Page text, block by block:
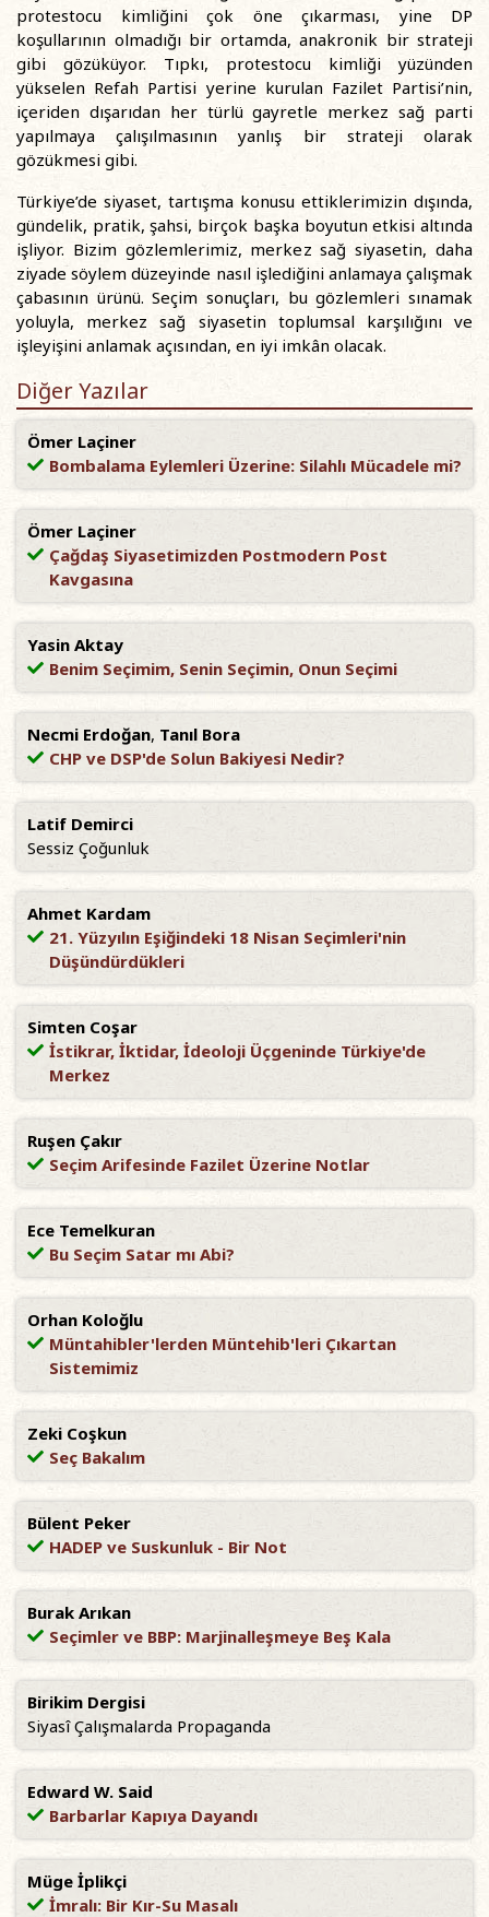
protestocu kimliğini çok öne çıkarması, yine DP
koşullarının olmadığı bir ortamda, anakronik bir strateji
gibi gözüküyor. Tıpkı, protestocu kimliği yüzünden
yükselen Refah Partisi yerine kurulan Fazilet Partisi’nin,
içeriden dışarıdan her türlü gayretle merkez sağ parti
yapılmaya çalışılmasının yanlış bir strateji olarak
gözükmesi gibi.
Türkiye’de siyaset, tartışma konusu ettiklerimizin dışında,
gündelik, pratik, şahsi, birçok başka boyutun etkisi altında
işliyor. Bizim gözlemlerimiz, merkez sağ siyasetin, daha
ziyade söylem düzeyinde nasıl işlediğini anlamaya çalışmak
çabasının ürünü. Seçim sonuçları, bu gözlemleri sınamak
yoluyla, merkez sağ siyasetin toplumsal karşılığını ve
işleyişini anlamak açısından, en iyi imkân olacak.
Diğer Yazılar
Ömer Laçiner
Bombalama Eylemleri Üzerine: Silahlı Mücadele mi?
Ömer Laçiner
Çağdaş Siyasetimizden Postmodern Post
Kavgasına
Yasin Aktay
Benim Seçimim, Senin Seçimin, Onun Seçimi
Necmi Erdoğan, Tanıl Bora
CHP ve DSP'de Solun Bakiyesi Nedir?
Latif Demirci
Sessiz Çoğunluk
Ahmet Kardam
21. Yüzyılın Eşiğindeki 18 Nisan Seçimleri'nin
Düşündürdükleri
Simten Coşar
İstikrar, İktidar, İdeoloji Üçgeninde Türkiye'de
Merkez
Ruşen Çakır
Seçim Arifesinde Fazilet Üzerine Notlar
Ece Temelkuran
Bu Seçim Satar mı Abi?
Orhan Koloğlu
Müntahibler'lerden Müntehib'leri Çıkartan
Sistemimiz
Zeki Coşkun
Seç Bakalım
Bülent Peker
HADEP ve Suskunluk - Bir Not
Burak Arıkan
Seçimler ve BBP: Marjinalleşmeye Beş Kala
Birikim Dergisi
Siyasî Çalışmalarda Propaganda
Edward W. Said
Barbarlar Kapıya Dayandı
Müge İplikçi
İmralı: Bir Kır-Su Masalı